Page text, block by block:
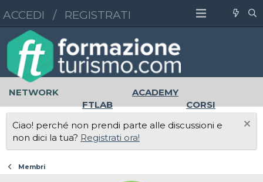
ACCEDI / REGISTRATI
NETWORK
ACADEMY
FTLAB
CORSI
LAVORO
Ciao! perché non prendi parte alle discussioni e
non dici la tua? Registrati ora!
Membri